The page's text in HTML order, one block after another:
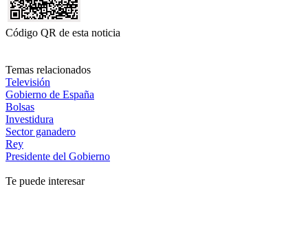
Código QR de esta noticia
Temas relacionados
Televisión
Gobierno de España
Bolsas
Investidura
Sector ganadero
Rey
Presidente del Gobierno
Te puede interesar